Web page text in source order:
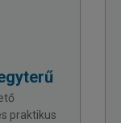
praktikus